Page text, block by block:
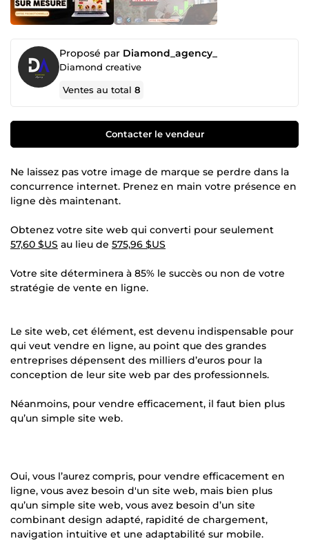
Proposé par Diamond_agency_
Diamond creative
Ventes au total8
Contacter le vendeur
Ne laissez pas votre image de marque se perdre dans la
concurrence internet. Prenez en main votre présence en
ligne dès maintenant.
Obtenez votre site web qui converti pour seulement
57,60 $US au lieu de 575,96 $US
Votre site déterminera à 85% le succès ou non de votre
stratégie de vente en ligne.
Le site web, cet élément, est devenu indispensable pour
qui veut vendre en ligne, au point que des grandes
entreprises dépensent des milliers d’euros pour la
conception de leur site web par des professionnels.
Néanmoins, pour vendre efficacement, il faut bien plus
qu’un simple site web.
Oui, vous l’aurez compris, pour vendre efficacement en
ligne, vous avez besoin d'un site web, mais bien plus
qu’un simple site web, vous avez besoin d’un site
combinant design adapté, rapidité de chargement,
navigation intuitive et une adaptabilité sur mobile.